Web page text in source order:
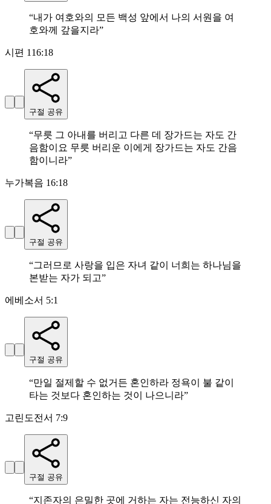
“내가 여호와의 모든 백성 앞에서 나의 서원을 여
호와께 갚을지라”
시편 116:18
구절 공유
“무릇 그 아내를 버리고 다른 데 장가드는 자도 간
음함이요 무릇 버리운 이에게 장가드는 자도 간음
함이니라”
누가복음 16:18
구절 공유
“그러므로 사랑을 입은 자녀 같이 너희는 하나님을
본받는 자가 되고”
에베소서 5:1
구절 공유
“만일 절제할 수 없거든 혼인하라 정욕이 불 같이
타는 것보다 혼인하는 것이 나으니라”
고린도전서 7:9
구절 공유
“지존자의 은밀한 곳에 거하는 자는 전능하신 자의